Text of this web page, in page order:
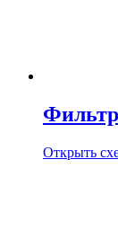
Открыть